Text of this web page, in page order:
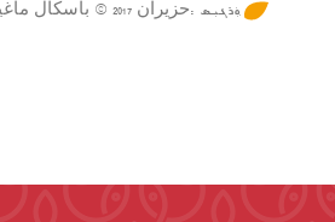
ܼܘܲܪܓܝܼܣ :حزيران 2017 © باسكال ماغيسيان / ميزوبوتاميا